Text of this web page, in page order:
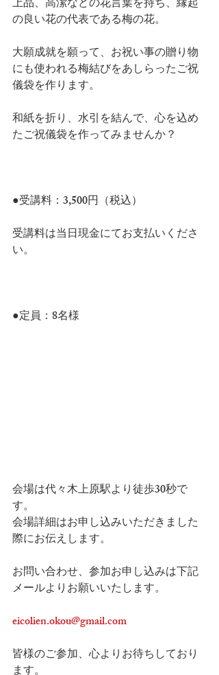
上品、高潔などの花言葉を持ち、縁起
の良い花の代表である梅の花。
大願成就を願って、お祝い事の贈り物
にも使われる梅結びをあしらったご祝
儀袋を作ります。
和紙を折り、水引を結んで、心を込め
たご祝儀袋を作ってみませんか？
●受講料：3,500円（税込）
受講料は当日現金にてお支払いくださ
い。
●定員：8名様
会場は代々木上原駅より徒歩30秒で
す。
会場詳細はお申し込みいただきました
際にお伝えします。
お問い合わせ、参加お申し込みは下記
メールよりお願いいたします。
eicolien.okou@gmail.com
皆様のご参加、心よりお待ちしており